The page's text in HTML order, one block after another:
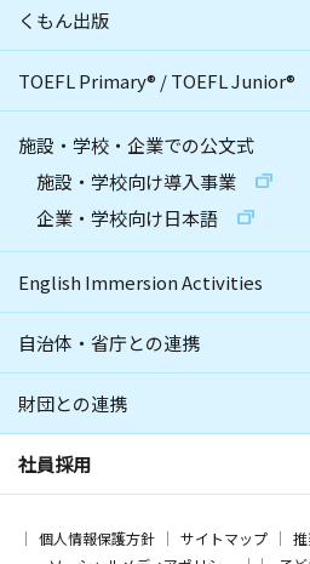
くもん出版
TOEFL Primary® /TOEFL Junior®
施設・学校・企業での公文式
施設・学校向け導入事業
企業・学校向け日本語
English Immersion Activities
自治体・省庁との連携
財団との連携
社員採用
個人情報保護方針 サイトマップ